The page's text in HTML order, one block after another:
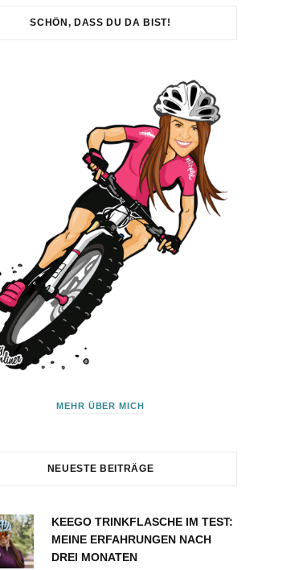
SCHÖN, DASS DU DA BIST!
MEHR ÜBER MICH
NEUESTE BEITRÄGE
KEEGO TRINKFLASCHE IM TEST:
MEINE ERFAHRUNGEN NACH
DREI MONATEN